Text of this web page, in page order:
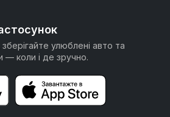
улюблені авто та
— коли і де зручно.